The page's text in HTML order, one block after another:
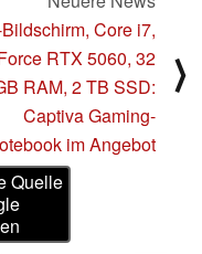
Core i7,
RTX 5060, 32
RAM, 2 TB SSD:
Captiva Gaming-
im Angebot
⟩
Quelle